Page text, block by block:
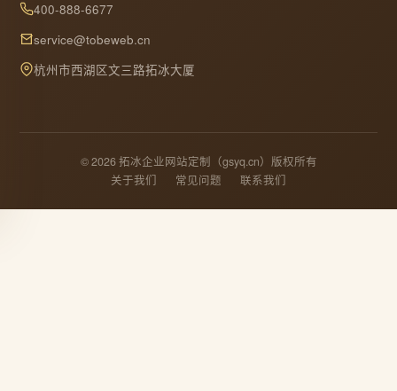
400-888-6677
service@tobeweb.cn
杭州市西湖区文三路拓冰大厦
© 2026 拓冰企业网站定制（gsyq.cn）版权所有
关于我们
常见问题 联系我们